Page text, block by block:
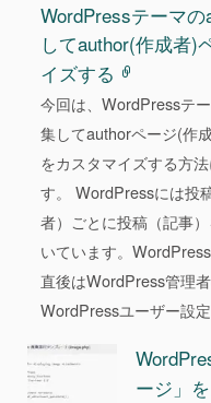
WordPressテーマ
してauthor(作成者)
イズする
今回は、WordPressテ
集してauthorページ(作
をカスタマイズする方
す。 WordPressには投
者）ごとに投稿（記事
いています。
直後はWordPress管理者
WordPressユーザー設
ージ」